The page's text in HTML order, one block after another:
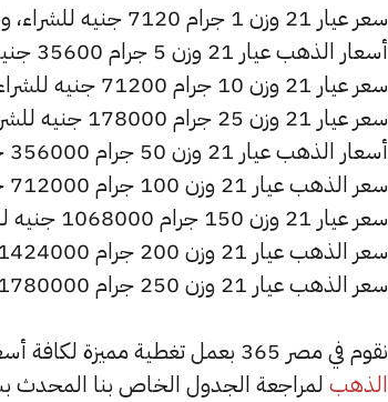
سعر عيار 21 وزن 1 جرام 7120 جنيه للشراء، وللبيع 7180 جنيه.
أسعار الذهب عيار 21 وزن 5 جرام 35600 جنيه للشراء، وللبيع 35900 جنيه.
سعر عيار 21 وزن 10 جرام 71200 جنيه للشراء، وللبيع 71800 جنيه.
سعر عيار 21 وزن 25 جرام 178000 جنيه للشراء، وللبيع 179500 جنيه.
أسعار الذهب عيار 21 وزن 50 جرام 356000 جنيه للشراء، وللبيع 359000 جنيه.
سعر الذهب عيار 21 وزن 100 جرام 712000 جنيه للشراء، وللبيع 718000 جنيه.
سعر عيار 21 وزن 150 جرام 1068000 جنيه للشراء، وللبيع 1077000 جنيه.
سعر الذهب عيار 21 وزن 200 جرام 1424000 جنيه للشراء، وللبيع 1436000 جنيه.
سعر الذهب عيار 21 وزن 250 جرام 1780000 جنيه للشراء، وللبيع 1795000 جنيه.
نقوم في مصر 365 بعمل تغطية مميزة لكافة أسعار الذهب في مصر، يمكنك الاطلاع على صفحة
الذهبلمراجعة الجدول الخاص بنا المحدث